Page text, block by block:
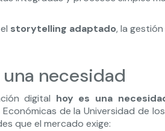
storytelling adaptado, la
necesidad
digital hoy es una
de la Universidad de
que el mercado exige: